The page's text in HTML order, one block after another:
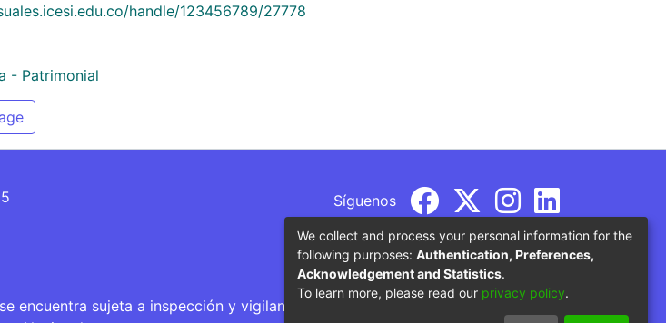
handle/123456789/27778
- Patrimonial
Síguenos
encuentra sujeta a inspección y vigilancia por parte del Ministerio de Educación
We collect and process your personal information for the
following purposes: Authentication, Preferences,
Acknowledgement and Statistics.
To learn more, please read our privacy policy.